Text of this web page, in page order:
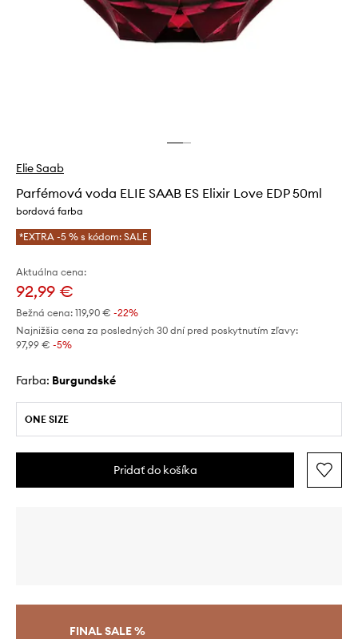
Elie Saab
Parfémová voda ELIE SAAB ES Elixir Love EDP 50ml
bordová farba
*EXTRA -5 % s kódom: SALE
Aktuálna cena:
92,99 €
Bežná cena: 119,90 € -22%
Najnižšia cena za posledných 30 dní pred poskytnutím zľavy:
97,99 € -5%
Farba: burgundské
ONE SIZE
Pridať do košíka
FINAL SALE %